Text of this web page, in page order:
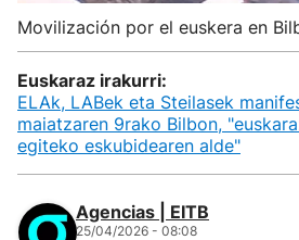
Movilización por el euskera en
Euskaraz irakurri:
ELAk, LABek eta Steilasek
maiatzaren 9rako Bilbon,
egiteko eskubidearen alde"
Agencias | EITB
25/04/2026 - 08:08